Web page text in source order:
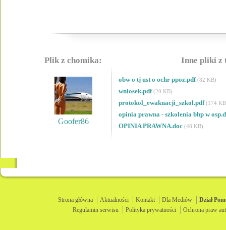
Plik z chomika:
Goofer86
Inne pliki z
obw o tj ust o ochr ppoz.pdf(82 KB)
wniosek.pdf(20 KB)
protokol_ewakuacji_szkol.pdf(174
opinia prawna - szkolenia bhp w
OPINIA PRAWNA.doc (48 KB)
Strona główna Aktualności Kontakt Dla Mediów Dział
Regulamin serwisu
Polityka prywatności Ochrona praw